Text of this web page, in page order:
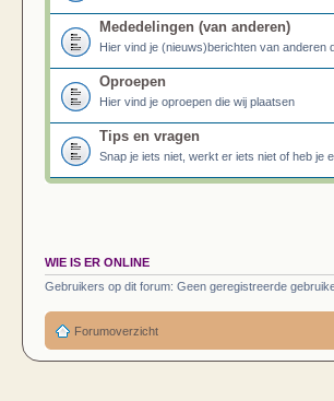
Mededelingen (van anderen)
Hier vind je (nieuws)berichten van anderen
Oproepen
Hier vind je oproepen die wij plaatsen
Tips en vragen
Snap je iets niet, werkt er iets niet of heb je
WIE IS ER ONLINE
Gebruikers op dit forum: Geen geregistreerde
Forumoverzicht